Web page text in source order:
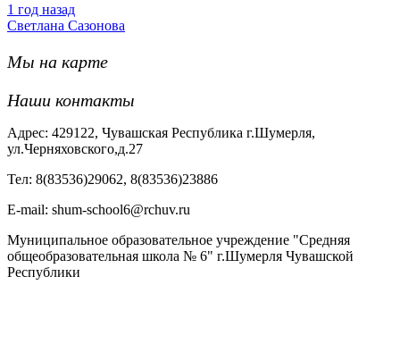
1 год назад
Светлана Сазонова
Мы на карте
Наши контакты
Адрес: 429122, Чувашская Республика г.Шумерля,
ул.Черняховского,д.27
Тел: 8(83536)29062, 8(83536)23886
Е-mail: shum-school6@rchuv.ru
Муниципальное образовательное учреждение "Средняя
общеобразовательная школа № 6" г.Шумерля Чувашской
Республики